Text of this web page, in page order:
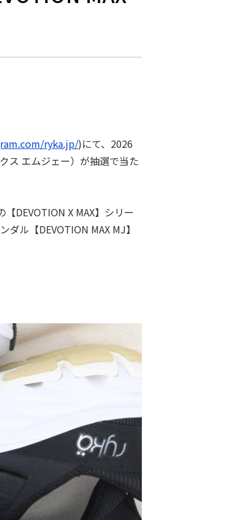
ryka.jp/)にて、2026
ス エムジェー）が抽選で当た
DEVOTION X MAX】シリー
ル【DEVOTION MAX MJ】